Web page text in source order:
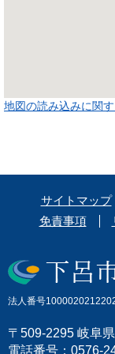
地図の読み込みに関
サイトマップ
免責事項
法人番号
〒509-2295 岐阜
電話番号：0576-